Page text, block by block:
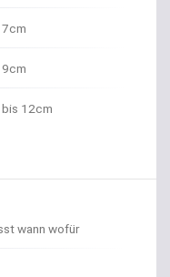
7cm
9cm
bis 12cm
wann wofür